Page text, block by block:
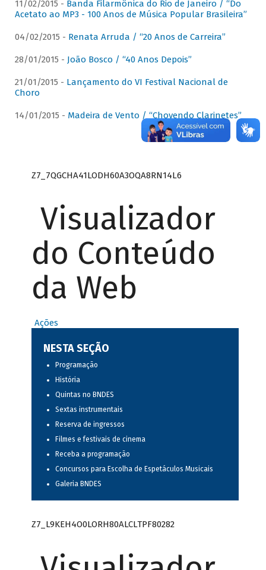
11/02/2015 - Banda Filarmônica do Rio de Janeiro / “Do
Acetato ao MP3 - 100 Anos de Música Popular Brasileira”
04/02/2015 - Renata Arruda / “20 Anos de Carreira”
28/01/2015 - João Bosco / “40 Anos Depois”
21/01/2015 - Lançamento do VI Festival Nacional de
Choro
14/01/2015 - Madeira de Vento / “Chovendo Clarinetes”
Z7_7QGCHA41LODH60A3OQA8RN14L6
Visualizador
do Conteúdo
da Web
Ações
NESTA SEÇÃO
Programação
História
Quintas no BNDES
Sextas instrumentais
Reserva de ingressos
Filmes e festivais de cinema
Receba a programação
Concursos para Escolha de Espetáculos Musicais
Galeria BNDES
Z7_L9KEH4O0LORH80ALCLTPF80282